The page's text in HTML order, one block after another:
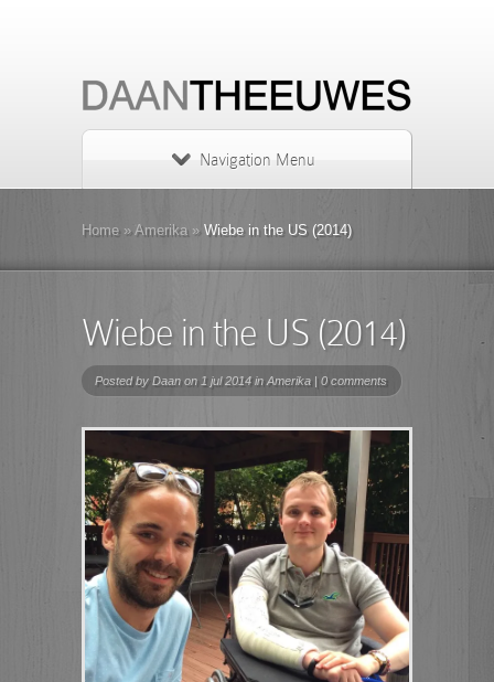
Navigation Menu
Home » Amerika »Wiebe in the US (2014)
Wiebe in the US (2014)
Posted by Daan on 1 jul 2014 in Amerika | 0 comments